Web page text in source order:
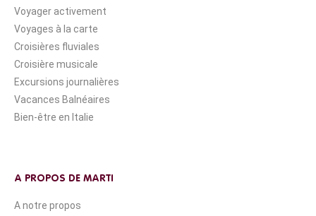
Voyager activement
Voyages à la carte
Croisières fluviales
Croisière musicale
Excursions journalières
Vacances Balnéaires
Bien-être en Italie
A PROPOS DE MARTI
A notre propos